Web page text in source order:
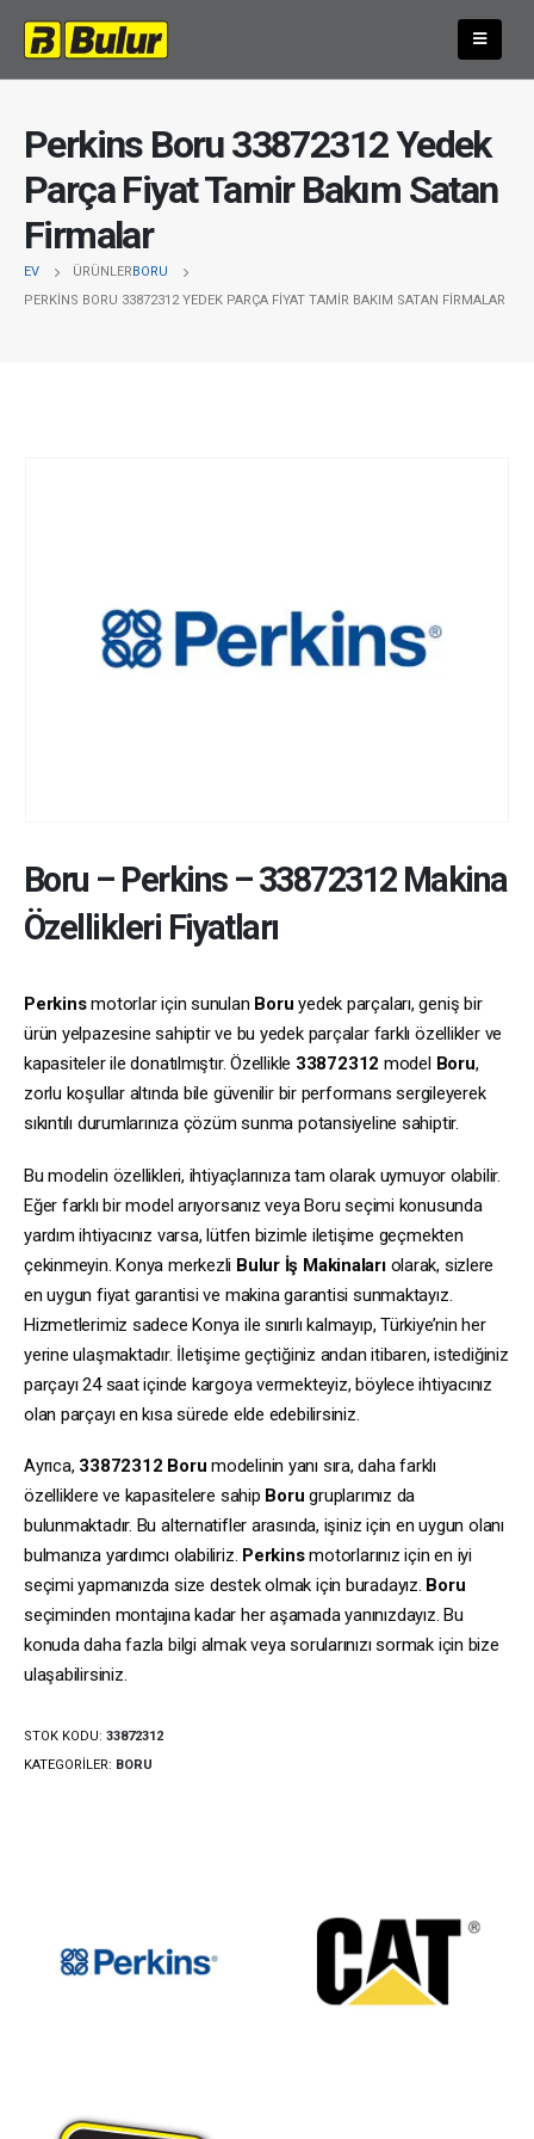
Perkins Boru 33872312 Yedek
Parça Fiyat Tamir Bakım Satan
Firmalar
EV ÜRÜNLERBORU
PERKINS BORU 33872312 YEDEK PARÇA FIYAT TAMIR BAKIM SATAN FIRMALAR
Boru – Perkins–33872312Makina
Özellikleri Fiyatları
Perkinsmotorlar için sunulan Boru yedek parçaları, geniş bir
ürün yelpazesine sahiptir ve bu yedek parçalar farklı özellikler ve
kapasiteler ile donatılmıştır. Özellikle 33872312 model Boru,
zorlu koşullar altında bile güvenilir bir performans sergileyerek
sıkıntılı durumlarınıza çözüm sunma potansiyeline sahiptir.
Bu modelin özellikleri, ihtiyaçlarınıza tam olarak uymuyor olabilir.
Eğer farklı bir model arıyorsanız veya Boru seçimi konusunda
yardım ihtiyacınız varsa, lütfen bizimle iletişime geçmekten
çekinmeyin. Konya merkezli Bulur İş Makinalarıolarak, sizlere
en uygun fiyat garantisi ve makina garantisi sunmaktayız.
Hizmetlerimiz sadece Konya ile sınırlı kalmayıp, Türkiye’nin her
yerine ulaşmaktadır. İletişime geçtiğiniz andan itibaren, istediğiniz
parçayı 24 saat içinde kargoya vermekteyiz, böylece ihtiyacınız
olan parçayı en kısa sürede elde edebilirsiniz.
Ayrıca, 33872312 Boru modelinin yanı sıra, daha farklı
özelliklere ve kapasitelere sahip Boru gruplarımız da
bulunmaktadır. Bu alternatifler arasında, işiniz için en uygun olanı
bulmanıza yardımcı olabiliriz. Perkinsmotorlarınız için en iyi
seçimi yapmanızda size destek olmak için buradayız. Boru
seçiminden montajına kadar her aşamada yanınızdayız. Bu
konuda daha fazla bilgi almak veya sorularınızı sormak için bize
ulaşabilirsiniz.
STOK KODU: 33872312
KATEGORILER: BORU